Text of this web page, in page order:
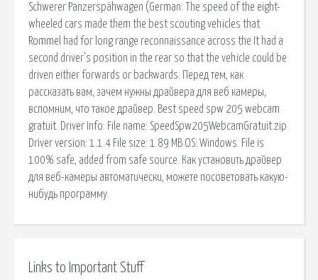
Schwerer Panzerspähwagen (German: The speed of the eight-
wheeled cars made them the best scouting vehicles that
Rommel had for long range reconnaissance across the It had a
second driver's position in the rear so that the vehicle could be
driven either forwards or backwards. Перед тем, как
рассказать вам, зачем нужны драйвера для веб камеры,
вспомним, что такое драйвер. Best speed spw 205 webcam
gratuit. Driver Info: File name: SpeedSpw205WebcamGratuit.zip
Driver version: 1.1.4 File size: 1.89 MB OS: Windows. File is
100% safe, added from safe source. Как установить драйвер
для веб-камеры автоматически, можете посоветовать какую-
нибудь программу.
Links to Important Stuff